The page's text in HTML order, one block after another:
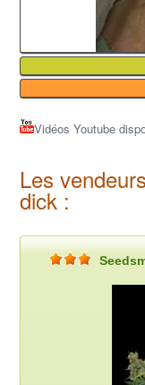
Vidéos Youtube
Les
dick :